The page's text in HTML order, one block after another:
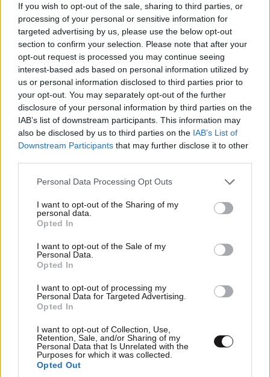
If you wish to opt-out of the sale, sharing to third parties, or
processing of your personal or sensitive information for
targeted advertising by us, please use the below opt-out
section to confirm your selection. Please note that after your
opt-out request is processed you may continue seeing
interest-based ads based on personal information utilized by
us or personal information disclosed to third parties prior to
your opt-out. You may separately opt-out of the further
disclosure of your personal information by third parties on the
IAB’s list of downstream participants. This information may
also be disclosed by us to third parties on the IAB’s List of
Downstream Participants that may further disclose it to other
Please note that this website/app uses one or more Google
not limited to your visit or usage behaviour. You may click to
grant or deny consent to Google and its third-party tags to
use your data for below specified purposes in below Google
consent section.
Personal Data Processing Opt Outs
I want to opt-out of the Sharing of my
personal data.
Opted In
I want to opt-out of the Sale of my
Personal Data.
Opted In
I want to opt-out of processing my
Personal Data for Targeted Advertising.
Opted In
I want to opt-out of Collection, Use,
Retention, Sale, and/or Sharing of my
Personal Data that Is Unrelated with the
Purposes for which it was collected.
Opted Out
LIFESTYLE2 ω. πριν
Ιωάννα Τούνη: Η ξεχωριστή έκπληξη για τα 33α
γενέθλιά της στις Μαλδίβες με τον σύντροφο